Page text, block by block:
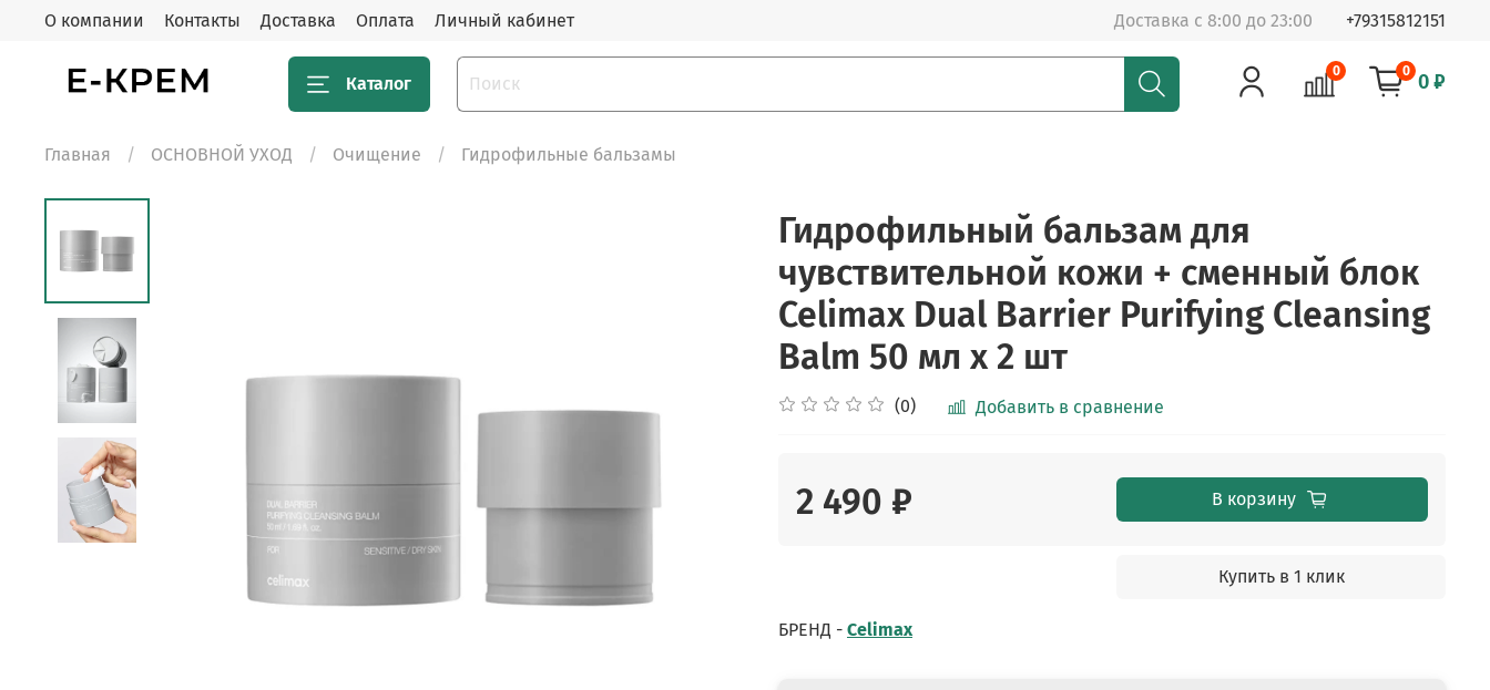
О компании Контакты Доставка Оплата Личный кабинет Доставка с 8:00 до 23:00 +79315812151
Каталог
0 0 0 ₽
Главная ОСНОВНОЙ УХОД Очищение Гидрофильные бальзамы
Гидрофильный бальзам для
чувствительной кожи + сменный блок
Celimax Dual Barrier Purifying Cleansing
Balm 50 мл х 2 шт
(0) Добавить в сравнение
2 490 ₽ В корзину
Купить в 1 клик
БРЕНД - Celimax